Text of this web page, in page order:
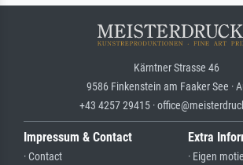
Kärntner Strasse 46
9586 Finkenstein am Faaker See ·
+43 4257 29415 ·
Impressum & Contact
· Contact
Extra
· Eigen